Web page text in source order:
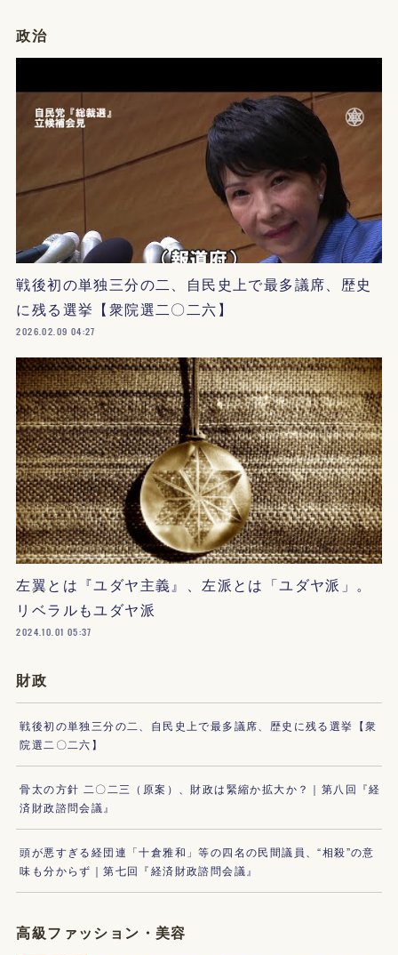
政治
戦後初の単独三分の二、自民史上で最多議席、歴史
に残る選挙【衆院選二〇二六】
2026.02.09 04:27
左翼とは『ユダヤ主義』、左派とは「ユダヤ派」。
リベラルもユダヤ派
2024.10.01 05:37
財政
戦後初の単独三分の二、自民史上で最多議席、歴史に残る選挙【衆
院選二〇二六】
骨太の方針 二〇二三（原案）、財政は緊縮か拡大か？｜第八回『経
済財政諮問会議』
頭が悪すぎる経団連「十倉雅和」等の四名の民間議員、“相殺”の意
味も分からず｜第七回『経済財政諮問会議』
高級ファッション・美容